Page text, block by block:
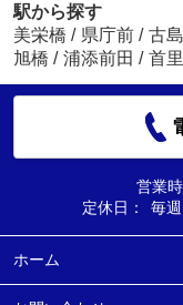
駅から探す
美栄橋 / 県庁前 / 古島
旭橋 / 浦添前田 / 首里
営業時
定休日：
毎
ホーム